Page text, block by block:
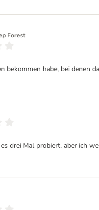
Forest
habe, bei denen
drei Mal probiert, aber ich